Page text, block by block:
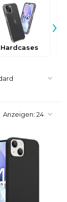
Hardcases
›
Anzeigen: